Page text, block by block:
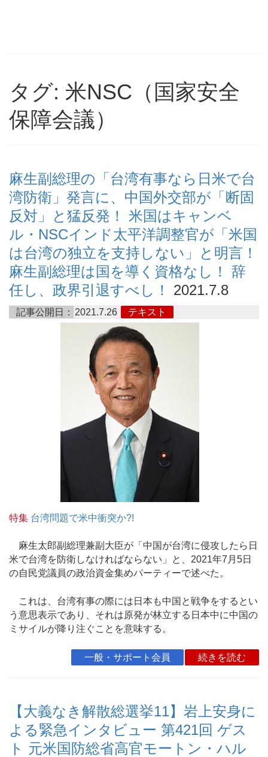
タグ: 米NSC（国家安全
保障会議）
麻生副総理の「台湾有事なら日米で台
湾防衛」発言に、中国外交部が「断固
反対」と猛反発！ 米国はキャンベ
ル・NSCインド太平洋調整官が「米国
は台湾の独立を支持しない」と明言！
麻生副総理は国を導く資格なし！ 辞
任し、政界引退すべし！
2021.7.8
記事公開日： 2021.7.26 テキスト
特集 台湾問題で米中衝突か?!
麻生太郎副総理兼副大臣が「中国が台湾に侵攻したら日
米で台湾を防衛しなければならない」と、2021年7月5日
の自民党議員の政治資金集めパーティーで述べた。
これは、台湾有事の際には日本も中国と戦争をするとい
う意思表示であり、それは原発が林立する日本中に中国の
ミサイルが降り注ぐことを意味する。
一般・サポート会員 続きを読む
【大義なき解散総選挙11】岩上安身に
よる緊急インタビュー 第421回 ゲス
ト 元米国防総省高官モートン・ハル